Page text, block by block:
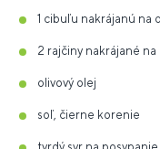
1 cibuľu nakrájanú na
2 rajčiny nakrájané
olivový olej
soľ, čierne korenie